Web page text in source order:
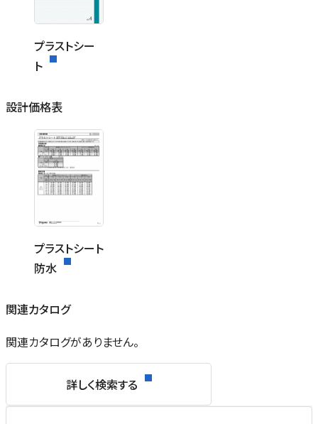
プラストシー
ト
設計価格表
プラストシート
防水
関連カタログ
関連カタログがありません。
詳しく検索する